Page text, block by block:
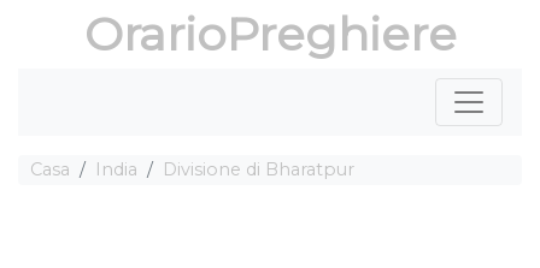
OrarioPreghiere
Casa India Divisione di Bharatpur